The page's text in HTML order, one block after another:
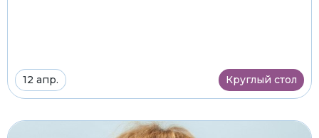
12 апр. Круглый стол